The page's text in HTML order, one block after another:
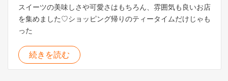
スイーツの美味しさや可愛さはもちろん、雰囲気も良いお店
を集めました♡ショッピング帰りのティータイムだけじゃも
った
続きを読む